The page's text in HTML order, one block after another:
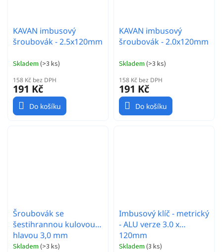
KAVAN imbusový
šroubovák - 2.5x120mm
Skladem (>3 ks)
158 Kč bez DPH
191 Kč
Do košíku
KAVAN imbusový
šroubovák - 2.0x120mm
Skladem (>3 ks)
158 Kč bez DPH
191 Kč
Do košíku
Šroubovák se
šestihrannou kulovou
hlavou 3,0 mm
Skladem (>3 ks)
Imbusový klíč - metrický
- ALU verze 3.0 x
120mm
Skladem (3 ks)